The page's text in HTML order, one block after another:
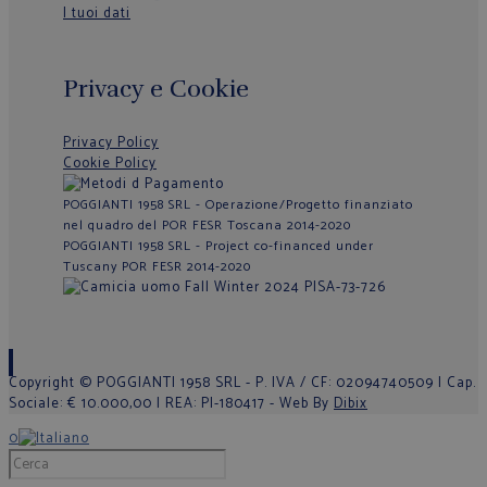
I tuoi dati
Privacy e Cookie
Privacy Policy
Cookie Policy
POGGIANTI 1958 SRL - Operazione/Progetto finanziato
nel quadro del POR FESR Toscana 2014-2020
POGGIANTI 1958 SRL - Project co-financed under
Tuscany POR FESR 2014-2020
Copyright © POGGIANTI 1958 SRL - P. IVA / CF: 02094740509 | Cap.
Sociale: € 10.000,00 | REA: PI-180417 - Web By Dibix
0